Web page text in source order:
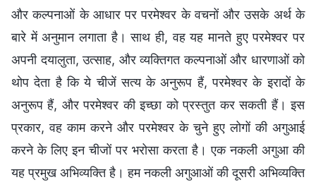
और कल्पनाओं के आधार पर परमेश्वर के वचनों और उसके अर्थ के
बारे में अनुमान लगाता है। साथ ही, वह यह मानते हुए परमेश्वर पर
अपनी दयालुता, उत्साह, और व्यक्तिगत कल्पनाओं और धारणाओं को
थोप देता है कि ये चीजें सत्य के अनुरूप हैं, परमेश्वर के इरादों के
अनुरूप हैं, और परमेश्वर की इच्छा को प्रस्तुत कर सकती हैं। इस
प्रकार, वह काम करने और परमेश्वर के चुने हुए लोगों की अगुआई
करने के लिए इन चीजों पर भरोसा करता है। एक नकली अगुआ की
यह प्रमुख अभिव्यक्ति है। हम नकली अगुआओं की दूसरी अभिव्यक्ति